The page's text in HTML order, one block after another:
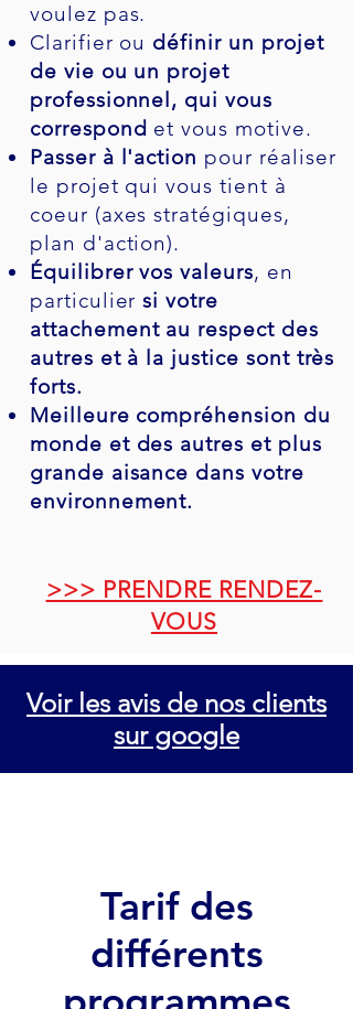
voulez pas.
Clarifier ou définir un projet
de vie ou un projet
professionnel, qui vous
correspond et vous motive.
Passer à l'action pour réaliser
le projet qui vous tient à
coeur (axes stratégiques,
plan d'action).
Équilibrer vos valeurs, en
particuliersi votre
attachement au respect des
autres et à la justice sont très
forts.
Meilleure compréhension du
monde et des autres et plus
grande aisance dans votre
environnement.
>>> PRENDRE RENDEZ-
VOUS
Voir les avis de nos clients
sur google
Tarif des
différents